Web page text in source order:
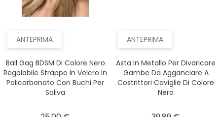
ANTEPRIMA
Ball Gag BDSM Di Colore Nero
Regolabile Strappo In Velcro In
Policarbonato Con Buchi Per
Saliva
ANTEPRIMA
Asta In Metallo Per Divaricare
Gambe Da Agganciare A
Costrittori Caviglie Di Colore
Nero